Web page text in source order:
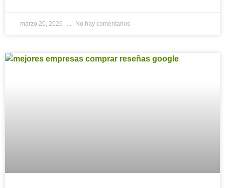
marzo 20, 2026 No hay comentarios